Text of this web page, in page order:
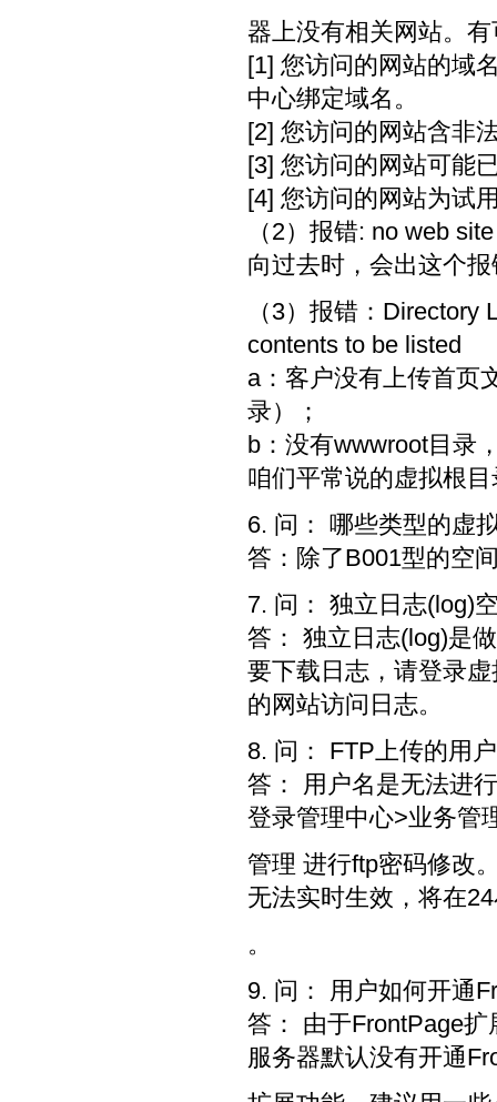
器上没有相关网站。
[1] 您访问的网站的域
中心绑定域名。
[2] 您访问的网站含非
[3] 您访问的网站可能
[4] 您访问的网站为试
（2）报错: no web
向过去时，会出这个
（3）报错：
contents to be listed
a：客户没有上传首页
录）；
b：没有wwwroot目录
咱们平常说的虚拟根
6. 问： 哪些类型的虚
答：除了B001型的空
7. 问： 独立日志(log)
答： 独立日志(log)是
要下载日志，请登录
的网站访问日志。
8. 问： FTP上传的用
答： 用户名是无法进
登录管理中心>业务管
管理 进行ftp密码修改
无法实时生效，将在
。
9. 问： 用户如何开通
答： 由于FrontPage
服务器默认没有开通